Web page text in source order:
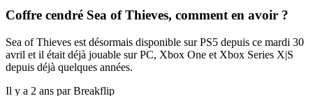
Coffre cendré Sea of Thieves, comment en avoir ?
Sea of Thieves est désormais disponible sur PS5 depuis ce mardi 30
avril et il était déjà jouable sur PC, Xbox One et Xbox Series X|S
depuis déjà quelques années.
Il y a 2 ans par Breakflip